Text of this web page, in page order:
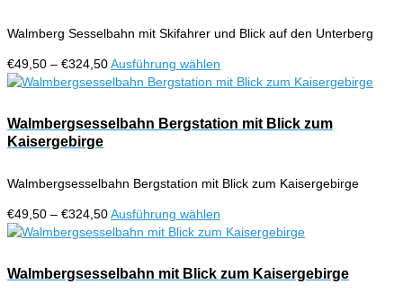
Optionen
auf
der
gewählt
Walmberg Sesselbahn mit Skifahrer und Blick auf den Unterberg
€49,50 – €324,50Preisspanne:
€49,50
€324,50
Ausführung wählen
Produkt
mehrere
Varianten
Optionen
auf
der
gewählt
Walmbergsesselbahn Bergstation mit Blick zum
Kaisergebirge
Walmbergsesselbahn Bergstation mit Blick zum Kaisergebirge
€49,50 – €324,50Preisspanne:
€49,50
€324,50
Ausführung wählen
Produkt
mehrere
Varianten
Walmbergsesselbahn mit Blick zum Kaisergebirge